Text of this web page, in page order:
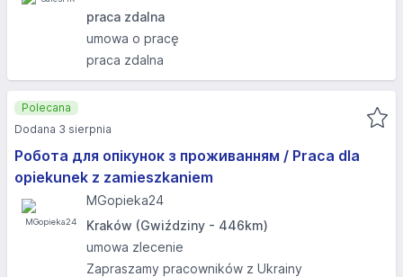
praca zdalna
umowa o pracę
praca zdalna
Робота для опікунок з проживанням / Praca dla
opiekunek z zamieszkaniem
MGopieka24
Kraków (Gwiździny - 446km)
umowa zlecenie
Zapraszamy pracowników z Ukrainy
Polecana
Dodana 3 sierpnia